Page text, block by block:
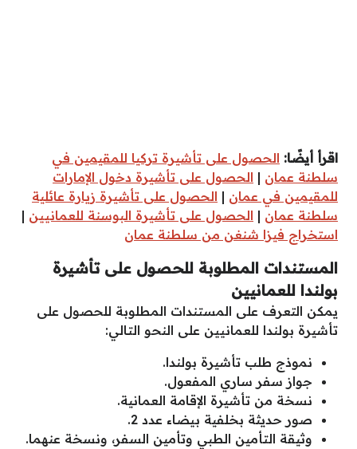
اقرأ أيضًا: الحصول على تأشيرة تركيا للمقيمين في
سلطنة عمان | الحصول على تأشيرة دخول الإمارات
للمقيمين في عمان | الحصول على تأشيرة زيارة عائلية
سلطنة عمان | الحصول على تأشيرة البوسنة للعمانيين |
استخراج فيزا شنغن من سلطنة عمان
المستندات المطلوبة للحصول على تأشيرة
بولندا للعمانيين
يمكن التعرف على المستندات المطلوبة للحصول على
تأشيرة بولندا للعمانيين على النحو التالي:
نموذج طلب تأشيرة بولندا.
جواز سفر ساري المفعول.
نسخة من تأشيرة الإقامة العمانية.
صور حديثة بخلفية بيضاء عدد 2.
وثيقة التأمين الطبي وتأمين السفر، ونسخة عنهما.